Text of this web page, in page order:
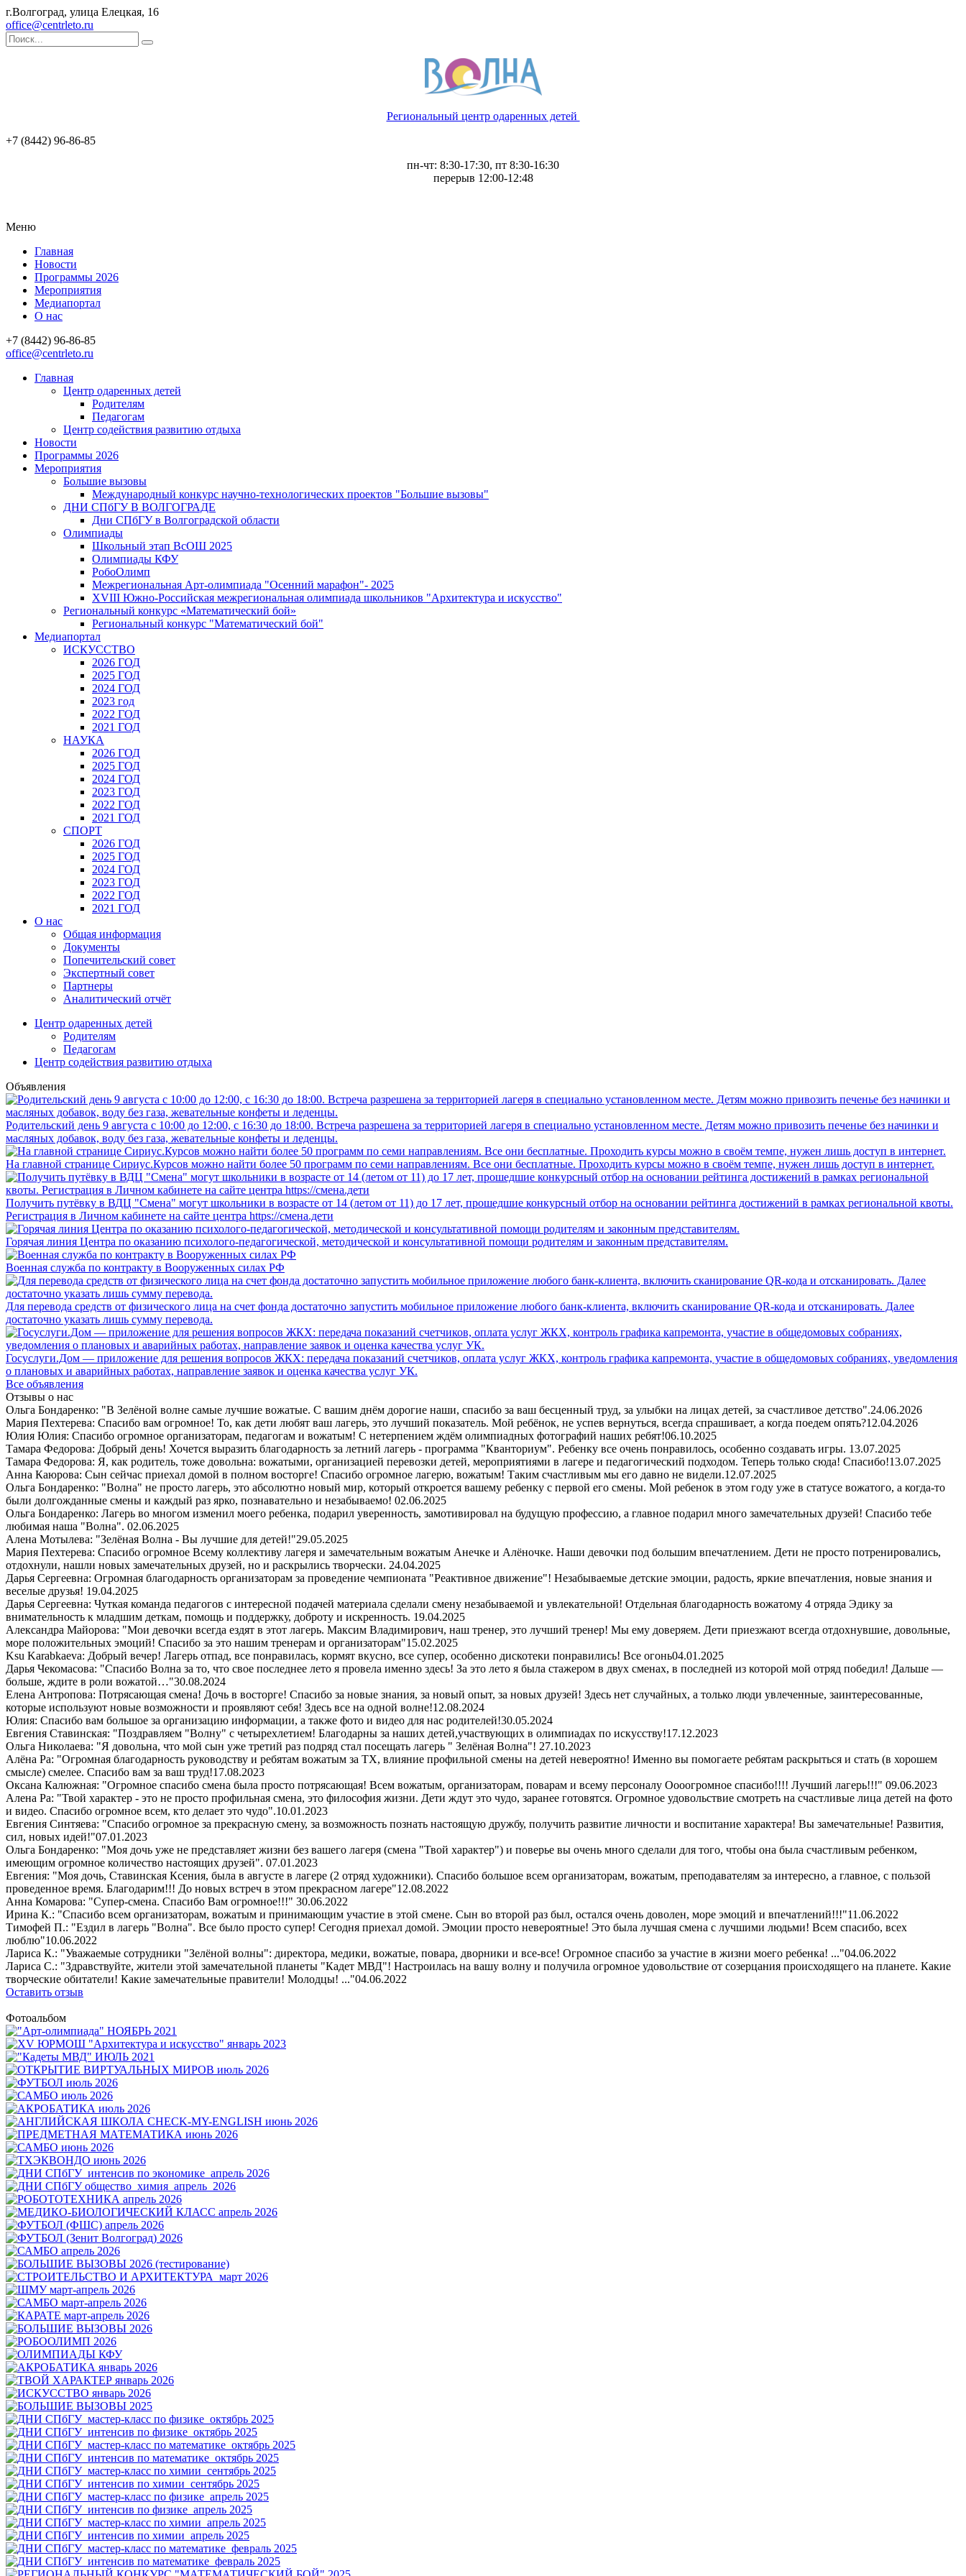
г.Волгоград, улица Елецкая, 16
office@centrleto.ru
Региональный центр одаренных детей
+7 (8442) 96-86-85
пн-чт: 8:30-17:30, пт 8:30-16:30
перерыв 12:00-12:48
Меню
Главная
Новости
Программы 2026
Мероприятия
Медиапортал
О нас
+7 (8442) 96-86-85
office@centrleto.ru
Главная
Центр одаренных детей
Родителям
Педагогам
Центр содействия развитию отдыха
Новости
Программы 2026
Мероприятия
Большие вызовы
Международный конкурс научно-технологических проектов "Большие вызовы"
ДНИ СПбГУ В ВОЛГОГРАДЕ
Дни СПбГУ в Волгоградской области
Олимпиады
Школьный этап ВсОШ 2025
Олимпиады КФУ
РобоОлимп
Межрегиональная Арт-олимпиада "Осенний марафон"- 2025
XVIII Южно-Российская межрегиональная олимпиада школьников "Архитектура и искусство"
Региональный конкурс «Математический бой»
Региональный конкурс "Математический бой"
Медиапортал
ИСКУССТВО
2026 ГОД
2025 ГОД
2024 ГОД
2023 год
2022 ГОД
2021 ГОД
НАУКА
2026 ГОД
2025 ГОД
2024 ГОД
2023 ГОД
2022 ГОД
2021 ГОД
СПОРТ
2026 ГОД
2025 ГОД
2024 ГОД
2023 ГОД
2022 ГОД
2021 ГОД
О нас
Общая информация
Документы
Попечительский совет
Экспертный совет
Партнеры
Аналитический отчёт
Центр одаренных детей
Родителям
Педагогам
Центр содействия развитию отдыха
Объявления
Родительский день 9 августа с 10:00 до 12:00, с 16:30 до 18:00. Встреча разрешена за территорией лагеря в специально установленном месте. Детям можно привозить печенье без начинки и
масляных добавок, воду без газа, жевательные конфеты и леденцы.
На главной странице Сириус.Курсов можно найти более 50 программ по семи направлениям. Все они бесплатные. Проходить курсы можно в своём темпе, нужен лишь доступ в интернет.
Получить путёвку в ВДЦ "Смена" могут школьники в возрасте от 14 (летом от 11) до 17 лет, прошедшие конкурсный отбор на основании рейтинга достижений в рамках региональной квоты.
Регистрация в Личном кабинете на сайте центра https://смена.дети
Горячая линия Центра по оказанию психолого-педагогической, методической и консультативной помощи родителям и законным представителям.
Военная служба по контракту в Вооруженных силах РФ
Для перевода средств от физического лица на счет фонда достаточно запустить мобильное приложение любого банк-клиента, включить сканирование QR-кода и отсканировать. Далее
достаточно указать лишь сумму перевода.
Госуслуги.Дом — приложение для решения вопросов ЖКХ: передача показаний счетчиков, оплата услуг ЖКХ, контроль графика капремонта, участие в общедомовых собраниях, уведомления
о плановых и аварийных работах, направление заявок и оценка качества услуг УК.
Все объявления
Отзывы о нас
Ольга Бондаренко: "В Зелёной волне самые лучшие вожатые. С вашим днём дорогие наши, спасибо за ваш бесценный труд, за улыбки на лицах детей, за счастливое детство".24.06.2026
Мария Пехтерева: Спасибо вам огромное! То, как дети любят ваш лагерь, это лучший показатель. Мой ребёнок, не успев вернуться, всегда спрашивает, а когда поедем опять?12.04.2026
Юлия Юлия: Спасибо огромное организаторам, педагогам и вожатым! С нетерпением ждём олимпиадных фотографий наших ребят!06.10.2025
Тамара Федорова: Добрый день! Хочется выразить благодарность за летний лагерь - программа "Кванториум". Ребенку все очень понравилось, особенно создавать игры. 13.07.2025
Тамара Федорова: Я, как родитель, тоже довольна: вожатыми, организацией перевозки детей, мероприятиями в лагере и педагогический подходом. Теперь только сюда! Спасибо!13.07.2025
Анна Каюрова: Сын сейчас приехал домой в полном восторге! Спасибо огромное лагерю, вожатым! Таким счастливым мы его давно не видели.12.07.2025
Ольга Бондаренко: "Волна" не просто лагерь, это абсолютно новый мир, который откроется вашему ребенку с первой его смены. Мой ребенок в этом году уже в статусе вожатого, а когда-то
были долгожданные смены и каждый раз ярко, познавательно и незабываемо! 02.06.2025
Ольга Бондаренко: Лагерь во многом изменил моего ребенка, подарил уверенность, замотивировал на будущую профессию, а главное подарил много замечательных друзей! Спасибо тебе
любимая наша "Волна". 02.06.2025
Алена Мотылева: "Зелёная Волна - Вы лучшие для детей!"29.05.2025
Мария Пехтерева: Спасибо огромное Всему коллективу лагеря и замечательным вожатым Анечке и Алёночке. Наши девочки под большим впечатлением. Дети не просто потренировались,
отдохнули, нашли новых замечательных друзей, но и раскрылись творчески. 24.04.2025
Дарья Сергеевна: Огромная благодарность организаторам за проведение чемпионата "Реактивное движение"! Незабываемые детские эмоции, радость, яркие впечатления, новые знания и
веселые друзья! 19.04.2025
Дарья Сергеевна: Чуткая команда педагогов с интересной подачей материала сделали смену незабываемой и увлекательной! Отдельная благодарность вожатому 4 отряда Эдику за
внимательность к младшим деткам, помощь и поддержку, доброту и искренность. 19.04.2025
Александра Майорова: "Мои девочки всегда ездят в этот лагерь. Максим Владимирович, наш тренер, это лучший тренер! Мы ему доверяем. Дети приезжают всегда отдохнувшие, довольные,
море положительных эмоций! Спасибо за это нашим тренерам и организаторам"15.02.2025
Ksu Karabkaeva: Добрый вечер! Лагерь отпад, все понравилась, кормят вкусно, все супер, особенно дискотеки понравились! Все огонь04.01.2025
Дарья Чекомасова: "Спасибо Волна за то, что свое последнее лето я провела именно здесь! За это лето я была стажером в двух сменах, в последней из которой мой отряд победил! Дальше —
больше, ждите в роли вожатой…"30.08.2024
Елена Антропова: Потрясающая смена! Дочь в восторге! Спасибо за новые знания, за новый опыт, за новых друзей! Здесь нет случайных, а только люди увлеченные, заинтересованные,
которые используют новые возможности и проявляют себя! Здесь все на одной волне!12.08.2024
Юлия: Спасибо вам большое за организацию информации, а также фото и видео для нас родителей!30.05.2024
Евгения Ставинская: "Поздравляем "Волну" с четырехлетием! Благодарны за наших детей,участвующих в олимпиадах по искусству!17.12.2023
Ольга Николаева: "Я довольна, что мой сын уже третий раз подряд стал посещать лагерь " Зелёная Волна"! 27.10.2023
Алёна Ра: "Огромная благодарность руководству и ребятам вожатым за ТХ, влияние профильной смены на детей невероятно! Именно вы помогаете ребятам раскрыться и стать (в хорошем
смысле) смелее. Спасибо вам за ваш труд!17.08.2023
Оксана Калюжная: "Огромное спасибо смена была просто потрясающая! Всем вожатым, организаторам, поварам и всему персоналу Оооогромное спасибо!!!! Лучший лагерь!!!" 09.06.2023
Алена Ра: "Твой характер - это не просто профильная смена, это философия жизни. Дети ждут это чудо, заранее готовятся. Огромное удовольствие смотреть на счастливые лица детей на фото
и видео. Спасибо огромное всем, кто делает это чудо".10.01.2023
Евгения Синтяева: "Спасибо огромное за прекрасную смену, за возможность познать настоящую дружбу, получить развитие личности и воспитание характера! Вы замечательные! Развития,
сил, новых идей!"07.01.2023
Ольга Бондаренко: "Моя дочь уже не представляет жизни без вашего лагеря (смена "Твой характер") и поверье вы очень много сделали для того, чтобы она была счастливым ребенком,
имеющим огромное количество настоящих друзей". 07.01.2023
Евгения: "Моя дочь, Ставинская Ксения, была в августе в лагере (2 отряд художники). Спасибо большое всем организаторам, вожатым, преподавателям за интересно, а главное, с пользой
проведенное время. Благодарим!!! До новых встреч в этом прекрасном лагере"12.08.2022
Анна Комарова: "Супер-смена. Спасибо Вам огромное!!!" 30.06.2022
Ирина К.: "Спасибо всем организаторам, вожатым и принимающим участие в этой смене. Сын во второй раз был, остался очень доволен, море эмоций и впечатлений!!!"11.06.2022
Тимофей П.: "Ездил в лагерь "Волна". Все было просто супер! Сегодня приехал домой. Эмоции просто невероятные! Это была лучшая смена с лучшими людьми! Всем спасибо, всех
люблю"10.06.2022
Лариса К.: "Уважаемые сотрудники "Зелёной волны": директора, медики, вожатые, повара, дворники и все-все! Огромное спасибо за участие в жизни моего ребенка! ..."04.06.2022
Лариса С.: "Здравствуйте, жители этой замечательной планеты "Кадет МВД"! Настроилась на вашу волну и получила огромное удовольствие от созерцания происходящего на планете. Какие
творческие обитатели! Какие замечательные правители! Молодцы! ..."04.06.2022
Оставить отзыв
Фотоальбом